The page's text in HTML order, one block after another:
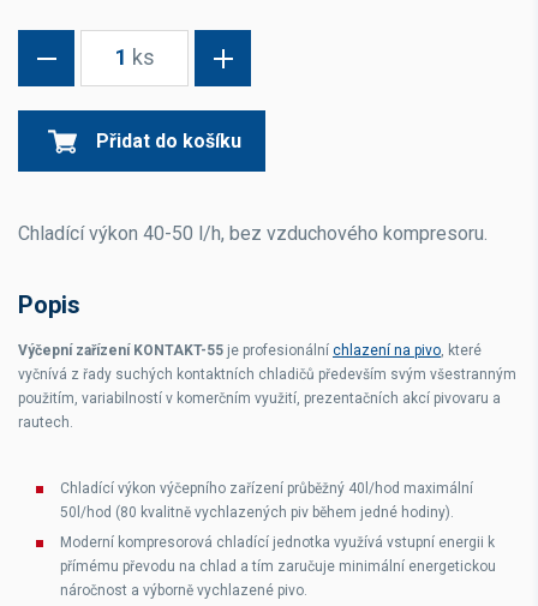
1 ks
Přidat do košíku
Chladící výkon 40-50 l/h, bez vzduchového kompresoru.
Popis
Výčepní zařízení KONTAKT-55 je profesionální chlazení na pivo, které
vyčnívá z řady suchých kontaktních chladičů především svým všestranným
použitím, variabilností v komerčním využití, prezentačních akcí pivovaru a
rautech.
Chladící výkon výčepního zařízení průběžný 40l/hod maximální
50l/hod (80 kvalitně vychlazených piv během jedné hodiny).
Moderní kompresorová chladící jednotka využívá vstupní energii k
přímému převodu na chlad a tím zaručuje minimální energetickou
náročnost a výborně vychlazené pivo.